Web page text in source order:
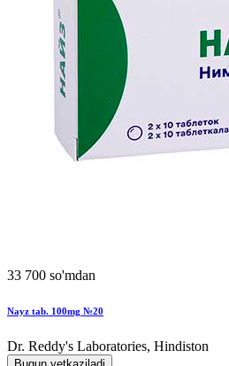
33 700 so'mdan
Nayz tab. 100mg №20
Dr. Reddy's Laboratories, Hindiston